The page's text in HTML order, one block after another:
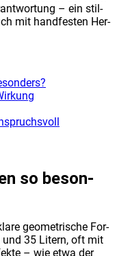
– ein stil­
mit hand­fes­ten Her­
so beson­
geo­me­tri­sche For­
und 35 Litern, oft mit
– wie etwa der